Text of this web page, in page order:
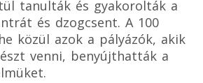
tanulták és gyakorolták a
és dzogcsent. A 100
közül azok a pályázók, akik
venni, benyújthatták a